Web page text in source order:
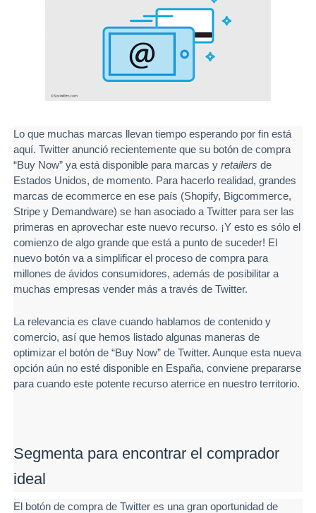
Lo que muchas marcas llevan tiempo esperando por fin está
aquí. Twitter anunció recientemente que su botón de compra
“Buy Now” ya está disponible para marcas y retailers de
Estados Unidos, de momento. Para hacerlo realidad, grandes
marcas de ecommerce en ese país (Shopify, Bigcommerce,
Stripe y Demandware) se han asociado a Twitter para ser las
primeras en aprovechar este nuevo recurso. ¡Y esto es sólo el
comienzo de algo grande que está a punto de suceder! El
nuevo botón va a simplificar el proceso de compra para
millones de ávidos consumidores, además de posibilitar a
muchas empresas vender más a través de Twitter.
La relevancia es clave cuando hablamos de contenido y
comercio, así que hemos listado algunas maneras de
optimizar el botón de “Buy Now” de Twitter. Aunque esta nueva
opción aún no esté disponible en España, conviene prepararse
para cuando este potente recurso aterrice en nuestro territorio.
Segmenta para encontrar el comprador
ideal
El botón de compra de Twitter es una gran oportunidad de